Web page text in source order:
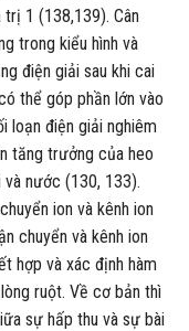
1 (138,139). Cân
trong kiểu hình và
điện giải sau khi cai
thể góp phần lớn vào
loạn điện giải nghiêm
tăng trưởng của heo
và nước (130, 133).
ion và kênh ion
chuyển và kênh ion
hợp và xác định hàm
ruột. Về cơ bản thì
sự hấp thu và sự bài